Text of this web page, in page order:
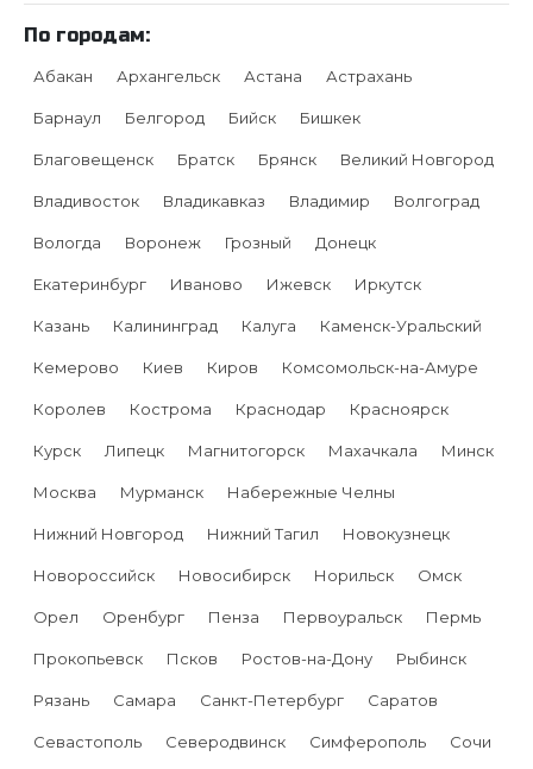
По городам:
Абакан Архангельск Астана Астрахань
Барнаул Белгород Бийск Бишкек
Благовещенск Братск Брянск Великий Новгород
Владивосток Владикавказ Владимир Волгоград
Вологда Воронеж Грозный Донецк
Екатеринбург Иваново Ижевск Иркутск
Казань Калининград Калуга Каменск-Уральский
Кемерово Киев Киров Комсомольск-на-Амуре
Королев Кострома Краснодар Красноярск
Курск Липецк Магнитогорск Махачкала Минск
Москва Мурманск Набережные Челны
Нижний Новгород Нижний Тагил Новокузнецк
Новороссийск Новосибирск Норильск Омск
Орел Оренбург Пенза Первоуральск Пермь
Прокопьевск Псков Ростов-на-Дону Рыбинск
Рязань Самара Санкт-Петербург Саратов
Севастополь Северодвинск Симферополь Сочи